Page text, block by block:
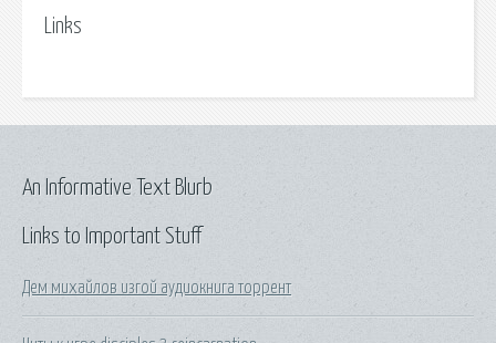
Links
Links to Important Stuff
Дем михайлов изгой аудиокнига торрент
An Informative Text Blurb